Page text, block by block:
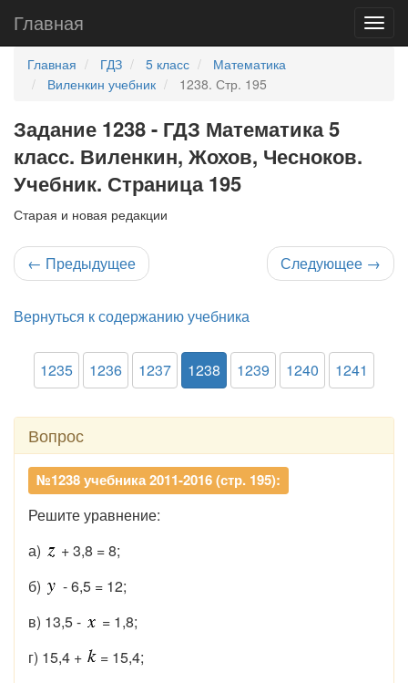
Главная
Главная ГДЗ 5 класс
Математика
Виленкин учебник
1238. Стр. 195
Задание 1238 - ГДЗ Математика 5
класс. Виленкин, Жохов, Чесноков.
Учебник. Страница 195
Старая и новая редакции
← Предыдущее Следующее →
Вернуться к содержанию учебника
1235 1236 1237 1238 1239 1240 1241
Вопрос
№1238 учебника 2011-2016 (стр. 195):
Решите уравнение:
а)
+ 3,8 = 8;
б)
- 6,5 = 12;
в) 13,5 -
= 1,8;
г) 15,4 +
= 15,4;